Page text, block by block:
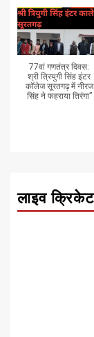
77वां गणतंत्र दिवस:
श्री त्रियुगी सिंह इंटर
कॉलेज सूरतगढ़ में नीरज
सिंह ने फहराया तिरंगा”
लाइव